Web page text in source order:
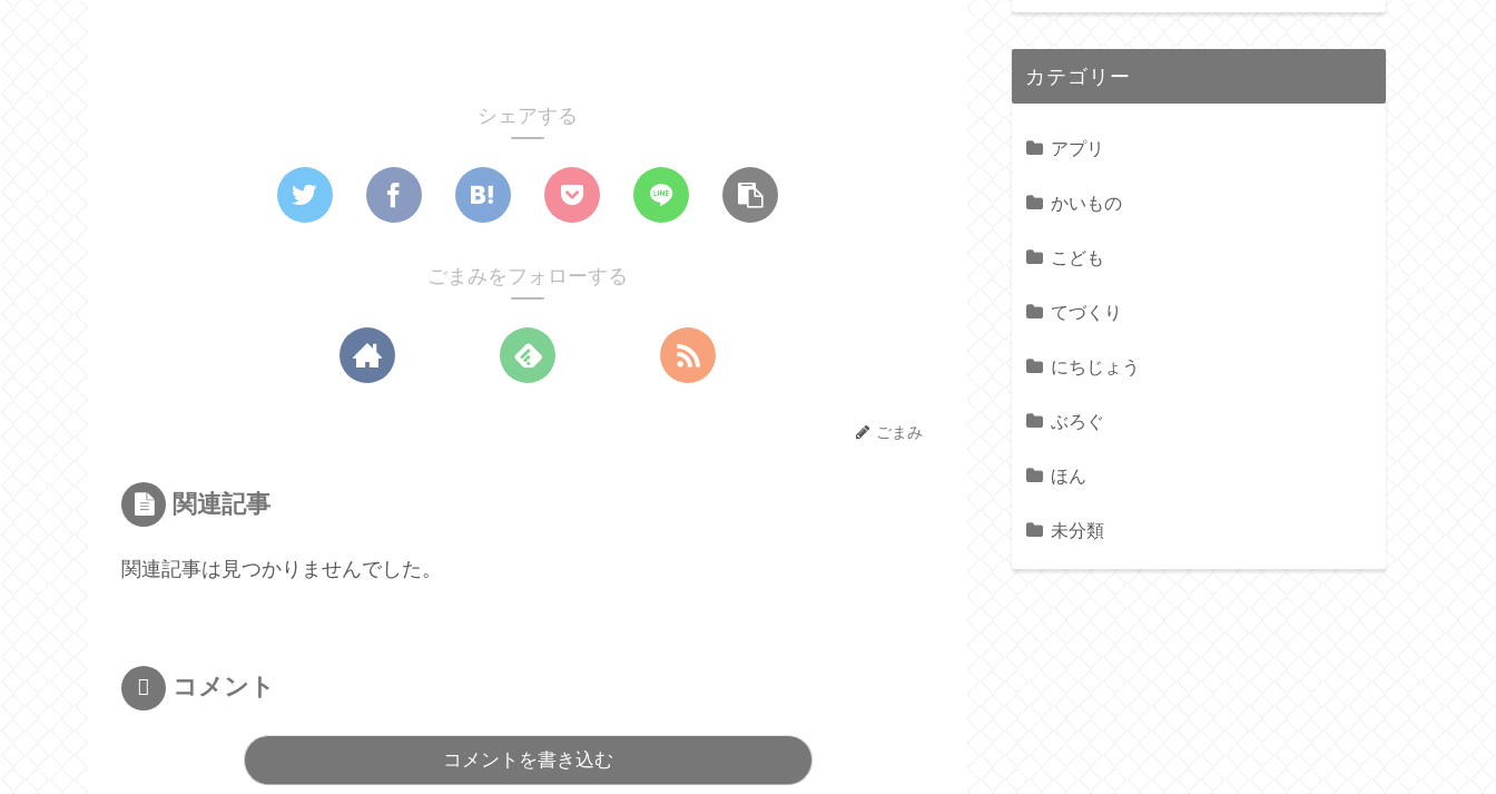
シェアする
ごまみをフォローする
ごまみ
関連記事
関連記事は見つかりませんでした。
コメント
コメントを書き込む
カテゴリー
アプリ
かいもの
こども
てづくり
にちじょう
ぶろぐ
ほん
未分類